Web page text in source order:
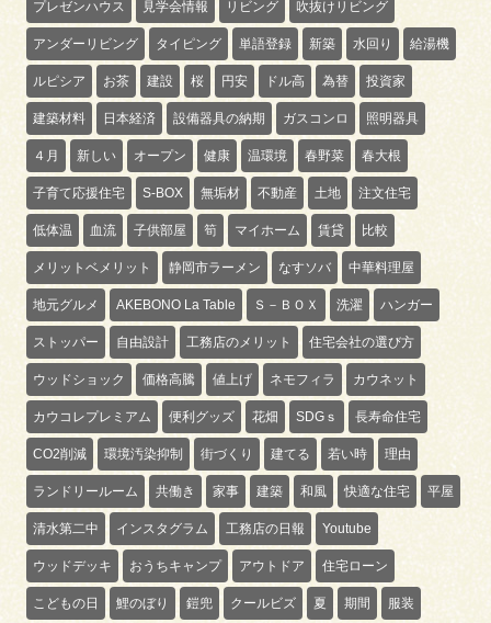
プレゼンハウス 見学会情報 リビング 吹抜けリビング
アンダーリビング タイピング 単語登録 新築 水回り 給湯機
ルピシア お茶 建設 桜 円安 ドル高 為替 投資家
建築材料 日本経済 設備器具の納期 ガスコンロ 照明器具
４月 新しい オープン 健康 温環境 春野菜 春大根
子育て応援住宅 S-BOX 無垢材 不動産 土地 注文住宅
低体温 血流 子供部屋 筍 マイホーム 賃貸 比較
メリットベメリット 静岡市ラーメン なすソバ 中華料理屋
地元グルメ AKEBONO La Table Ｓ－ＢＯＸ 洗濯 ハンガー
ストッパー 自由設計 工務店のメリット 住宅会社の選び方
ウッドショック 価格高騰 値上げ ネモフィラ カウネット
カウコレプレミアム 便利グッズ 花畑 SDGｓ 長寿命住宅
CO2削減 環境汚染抑制 街づくり 建てる 若い時 理由
ランドリールーム 共働き 家事 建築 和風 快適な住宅 平屋
清水第二中 インスタグラム 工務店の日報 Youtube
ウッドデッキ おうちキャンプ アウトドア 住宅ローン
こどもの日 鯉のぼり 鎧兜 クールビズ 夏 期間 服装